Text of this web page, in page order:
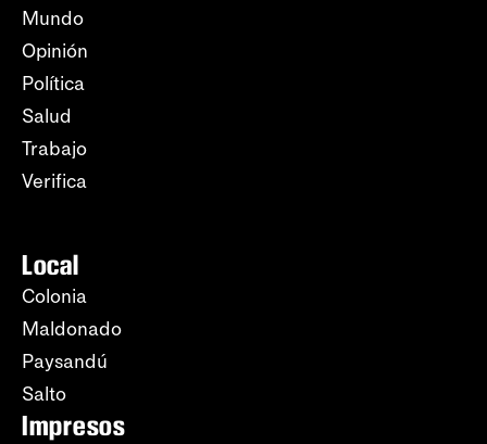
Mundo
Opinión
Política
Salud
Trabajo
Verifica
Local
Colonia
Maldonado
Paysandú
Salto
Impresos